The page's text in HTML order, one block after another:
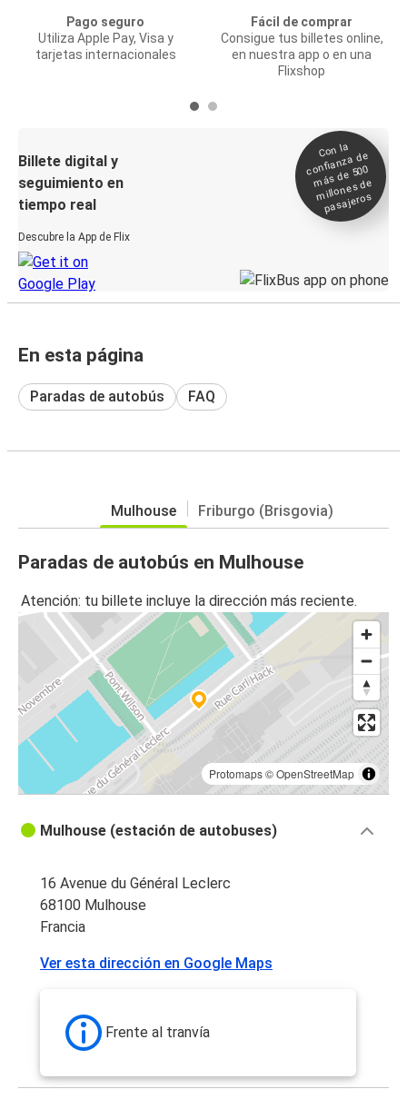
Pago seguro
Utiliza Apple Pay, Visa y
tarjetas internacionales
Fácil de comprar
Consigue tus billetes online,
en nuestra app o en una
Flixshop
Billete digital y
seguimiento en
tiempo real
Descubre la App de Flix
Con la
confianza de
más de 500
millones de
pasajeros
En esta página
Paradas de autobús FAQ
Mulhouse Friburgo (Brisgovia)
Paradas de autobús en Mulhouse
Atención: tu billete incluye la dirección más reciente.
Protomaps©OpenStreetMap
Mulhouse (estación de autobuses)
16 Avenue du Général Leclerc
68100 Mulhouse
Francia
Ver esta dirección en Google Maps
Frente al tranvía